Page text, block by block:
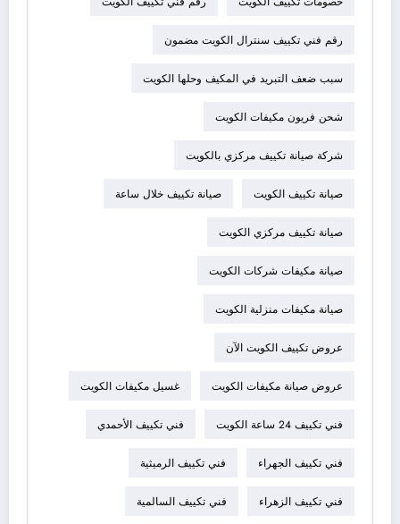
رقم فني تكييف سنترال الكويت مضمون
سبب ضعف التبريد في المكيف وحلها الكويت
شحن فريون مكيفات الكويت
شركة صيانة تكييف مركزي بالكويت
صيانة تكييف الكويت صيانة تكييف خلال ساعة
صيانة تكييف مركزي الكويت
صيانة مكيفات شركات الكويت
صيانة مكيفات منزلية الكويت
عروض تكييف الكويت الآن
عروض صيانة مكيفات الكويت غسيل مكيفات الكويت
فني تكييف 24 ساعة الكويت فني تكييف الأحمدي
فني تكييف الجهراء فني تكييف الرميثية
فني تكييف الزهراء فني تكييف السالمية